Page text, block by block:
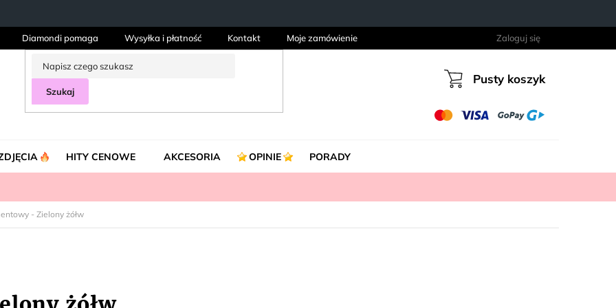
Diamondi pomaga Wysyłka i płatność Kontakt Moje zamówienie Zaloguj się
Szukaj Koszyk
Pusty koszyk
HITY CENOWE AKCESORIA OPINIE PORADY
- Zielony żółw